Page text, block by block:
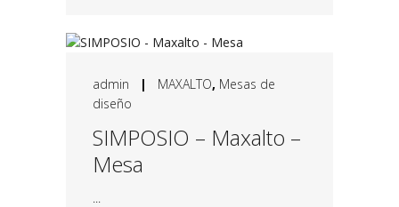
admin | MAXALTO, Mesas de
diseño
SIMPOSIO – Maxalto –
Mesa
...